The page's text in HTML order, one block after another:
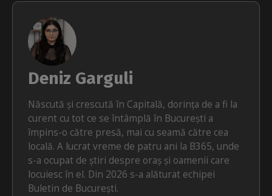
Deniz Garguli
Născută și crescută în Capitală, dorința de a fi la
curent cu tot ce se întâmplă în București a
împins-o către presă, mai cu seamă către cea
locală. A lucrat vreme de patru ani la B365, unde
s-a ocupat de știri despre oraș și oamenii care
locuiesc în el. Din 2026 s-a alăturat echipei
Buletin de București.